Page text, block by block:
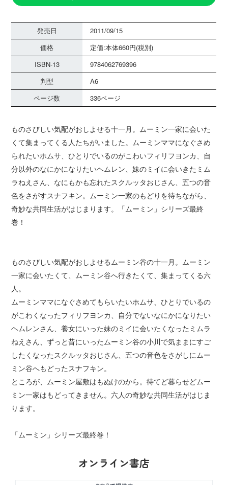
発売日
2011/09/15
価格
定価:本体660円(税別)
ISBN-13
9784062769396
判型
A6
ページ数
336ページ
ものさびしい気配がおしよせる十一月。ムーミン一家に会いた
くて集まってくる人たちがいました。ムーミンママになぐさめ
られたいホムサ、ひとりでいるのがこわいフィリフヨンカ、自
分以外のなにかになりたいヘムレン、妹のミイに会いきたミム
ラねえさん、なにもかも忘れたスクルッタおじさん、五つの音
色をさがすスナフキン。ムーミン一家のもどりを待ちながら、
奇妙な共同生活がはじまります。「ムーミン」シリーズ最終
巻！
ものさびしい気配がおしよせるムーミン谷の十一月。ムーミン
一家に会いたくて、ムーミン谷へ行きたくて、集まってくる六
人。
ムーミンママになぐさめてもらいたいホムサ、ひとりでいるの
がこわくなったフィリフヨンカ、自分でないなにかになりたい
ヘムレンさん、養女にいった妹のミイに会いたくなったミムラ
ねえさん、ずっと昔にいったムーミン谷の小川で気ままにすご
したくなったスクルッタおじさん、五つの音色をさがしにムー
ミン谷へもどったスナフキン。
ところが、ムーミン屋敷はもぬけのから。待てど暮らせどムー
ミン一家はもどってきません。六人の奇妙な共同生活がはじま
ります。
「ムーミン」シリーズ最終巻！
オンライン書店